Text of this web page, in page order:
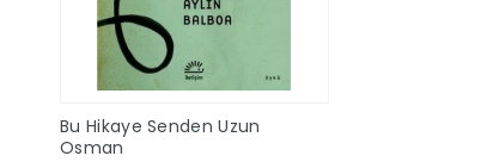
Bu Hikaye Senden Uzun
Osman